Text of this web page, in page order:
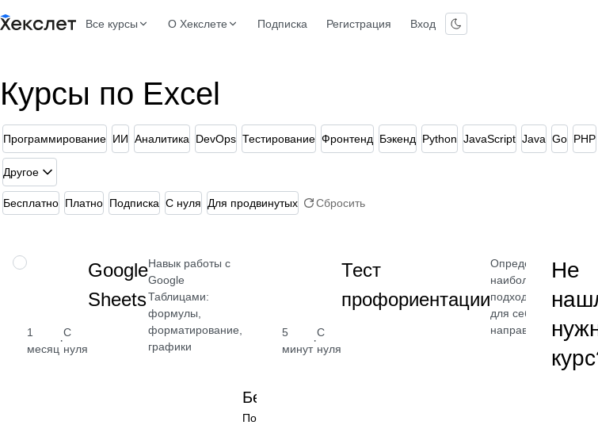
Все курсы О Хекслете Подписка Регистрация Вход
Курсы по Excel
Программирование ИИ Аналитика DevOps Тестирование Фронтенд Бэкенд Python JavaScript Java Go PHP
Другое
Бесплатно Платно Подписка С нуля Для продвинутых Сбросить
НАВЫК
1
месяц
·
С
нуля
Google
Sheets
Навык работы с
Google
Таблицами:
формулы,
форматирование,
графики
Бесплатно
Посмотреть →
5
минут
·
С
нуля
Тест
профориентации
Определите
наиболее
подходящее
для себя
направление
Не